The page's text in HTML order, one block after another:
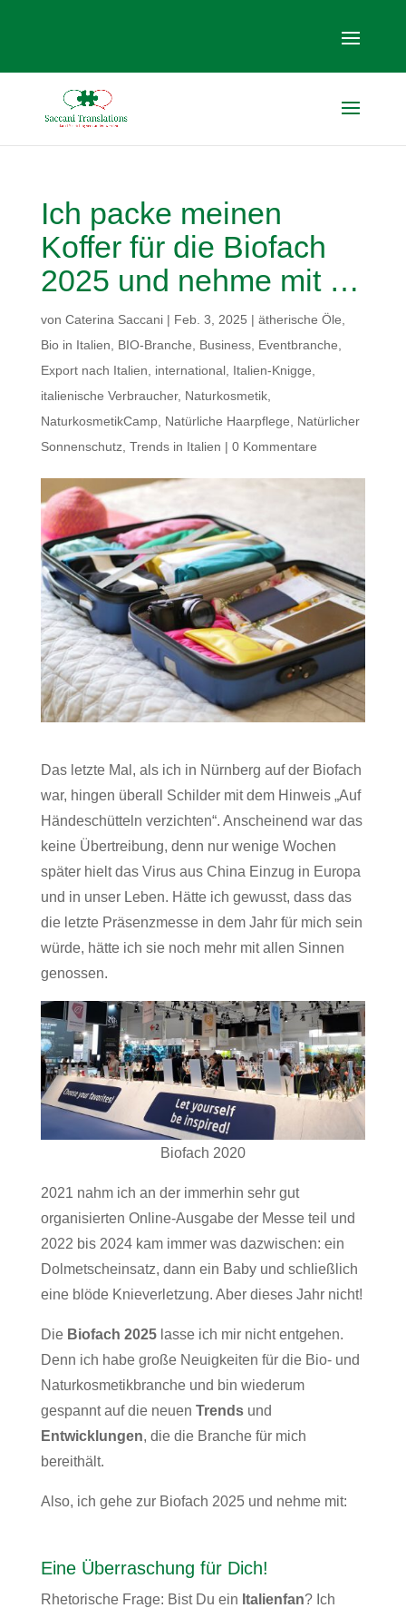
Ich packe meinen
Koffer für die Biofach
2025 und nehme mit …
von Caterina Saccani| Feb. 3, 2025 | ätherische Öle
Bio in Italien
BIO-Branche Business, Eventbranche
Export nach Italien
international, Italien-Knigge
italienische Verbraucher, Naturkosmetik,
NaturkosmetikCamp, Natürliche Haarpflege
Natürlicher
Sonnenschutz, Trends in Italien | 0 Kommentare
Das letzte Mal, als ich in Nürnberg auf der Biofach
war, hingen überall Schilder mit dem Hinweis „Auf
Händeschütteln verzichten“. Anscheinend war das
keine Übertreibung, denn nur wenige Wochen
später hielt das Virus aus China Einzug in Europa
und in unser Leben. Hätte ich gewusst, dass das
die letzte Präsenzmesse in dem Jahr für mich sein
würde, hätte ich sie noch mehr mit allen Sinnen
genossen.
Biofach 2020
2021 nahm ich an der immerhin sehr gut
organisierten Online-Ausgabe der Messe teil und
2022 bis 2024 kam immer was dazwischen: ein
Dolmetscheinsatz, dann ein Baby und schließlich
eine blöde Knieverletzung. Aber dieses Jahr nicht!
Die Biofach 2025lasse ich mir nicht entgehen.
Denn ich habe große Neuigkeiten für die Bio- und
Naturkosmetikbranche und bin wiederum
gespannt auf die neuen Trendsund
Entwicklungen, die die Branche für mich
bereithält.
Also, ich gehe zur Biofach 2025 und nehme mit:
Eine Überraschung für Dich!
Rhetorische Frage: Bist Du ein Italienfan? Ich